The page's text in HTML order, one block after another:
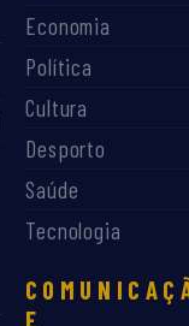
Economia
Política
Cultura
Desporto
Saúde
Tecnologia
E